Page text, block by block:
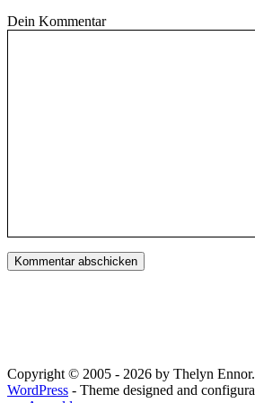
Dein Kommentar
Copyright © 2005 - 2026 by Thelyn
WordPress - Theme designed and